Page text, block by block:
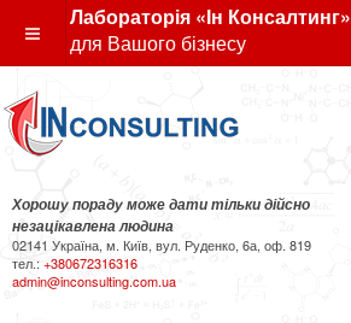
Лабораторія «Ін Консалтинг»
для Вашого бізнесу
Хорошу пораду може дати тільки дійсно
незацікавлена людина
02141 Україна, м. Київ, вул. Руденко, 6а, оф. 819
тел.: +380672316316
admin@inconsulting.com.ua